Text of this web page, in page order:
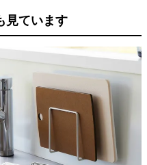
見ています